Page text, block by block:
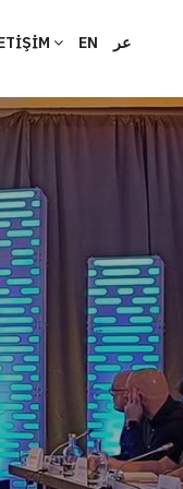
EN عر